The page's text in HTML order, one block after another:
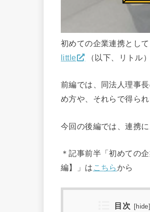
初めての企業連携とし
little
（以下、リトル）
前編では、同法人理事
め方や、それらで得ら
今回の後編では、連携
＊記事前半「初めての
編】」は こちらから
目次 hide